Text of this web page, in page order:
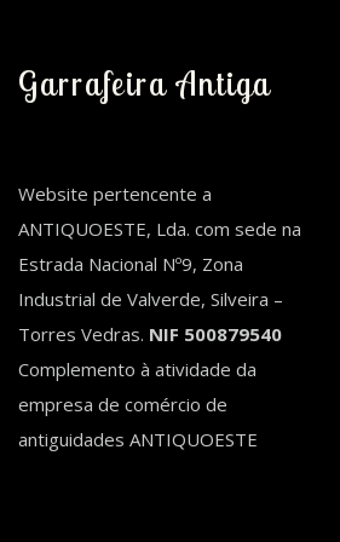
Garrafeira Antiga
Website pertencente a
ANTIQUOESTE, Lda. com sede na
Estrada Nacional Nº9, Zona
Industrial de Valverde, Silveira –
Torres Vedras. NIF 500879540
Complemento à atividade da
empresa de comércio de
antiguidades ANTIQUOESTE